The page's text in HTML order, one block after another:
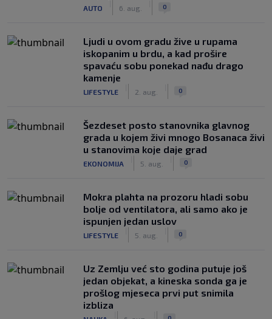
AUTO 6. aug. 0
Ljudi u ovom gradu žive u rupama
iskopanim u brdu, a kad prošire
spavaću sobu ponekad nađu drago
kamenje
LIFESTYLE 2. aug. 0
Šezdeset posto stanovnika glavnog
grada u kojem živi mnogo Bosanaca živi
u stanovima koje daje grad
EKONOMIJA 5. aug. 0
Mokra plahta na prozoru hladi sobu
bolje od ventilatora, ali samo ako je
ispunjen jedan uslov
LIFESTYLE 5. aug. 0
Uz Zemlju već sto godina putuje još
jedan objekat, a kineska sonda ga je
prošlog mjeseca prvi put snimila
izbliza
0